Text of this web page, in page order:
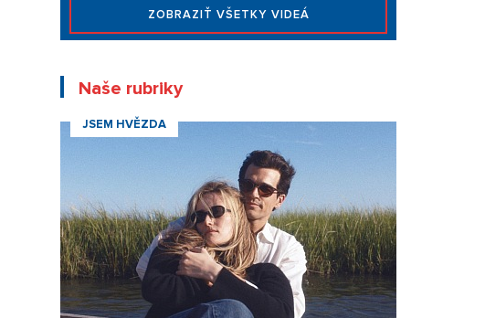
ZOBRAZIŤ VŠETKY VIDEÁ
Naše rubriky
JSEM HVĚZDA